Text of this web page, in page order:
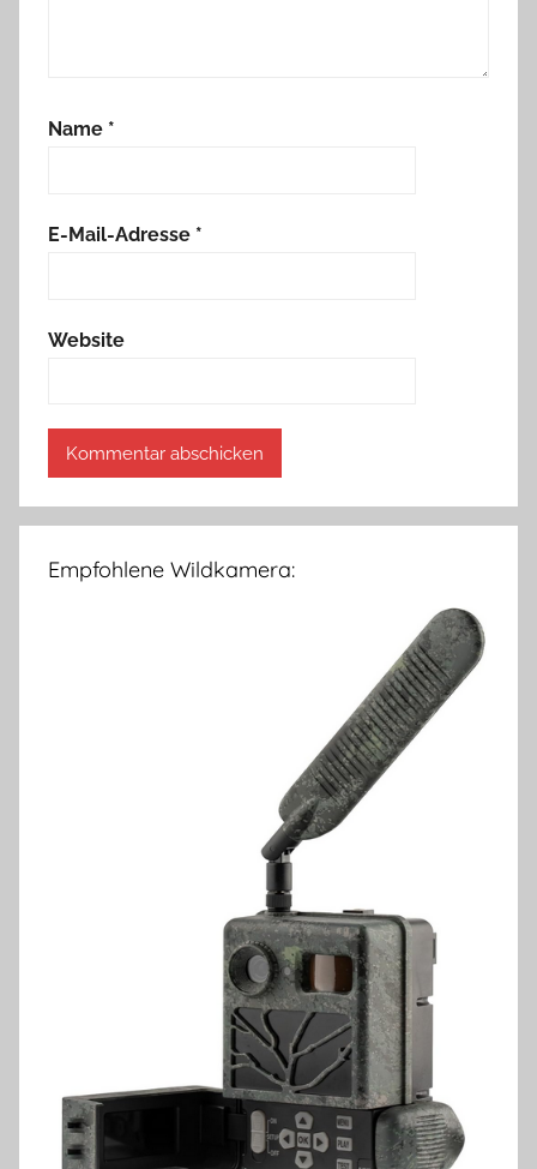
Name *
E-Mail-Adresse *
Website
Empfohlene Wildkamera: